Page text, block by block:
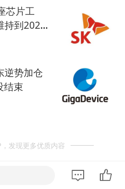
芯片工
持到2028
逆势加仓
结束
发现更多优质内容